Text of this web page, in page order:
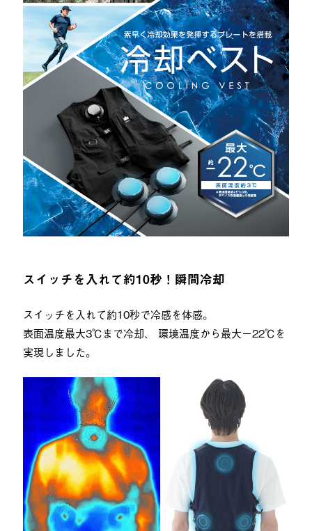
スイッチを入れて約10秒！瞬間冷却
スイッチを入れて約10秒で冷感を体感。
表面温度最大3℃まで冷却、 環境温度から最大−22℃を
実現しました。